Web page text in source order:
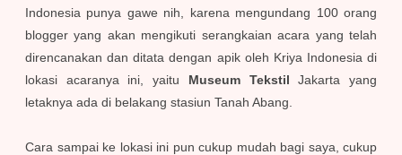
Indonesia punya gawe nih, karena mengundang 100 orang
blogger yang akan mengikuti serangkaian acara yang telah
direncanakan dan ditata dengan apik oleh Kriya Indonesia di
lokasi acaranya ini, yaitu Museum Tekstil Jakarta yang
letaknya ada di belakang stasiun Tanah Abang.
Cara sampai ke lokasi ini pun cukup mudah bagi saya, cukup